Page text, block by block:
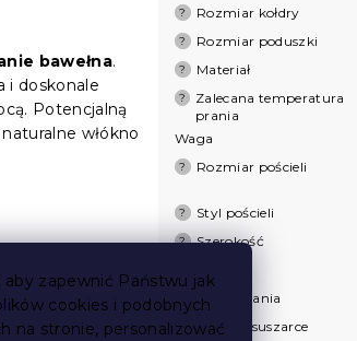
aby zapewnić Państwu jak
cookies i podobnych
na stronie, personalizować
bawełna.
i doskonale
Potencjalną
włókno
? Rozmiar kołdry
? Rozmiar poduszki
? Materiał
?
Zalecana temperatura
prania
Waga
? Rozmiar pościeli
? Styl pościeli
? Szerokość
Bez prasowania
Suszenie w suszarce